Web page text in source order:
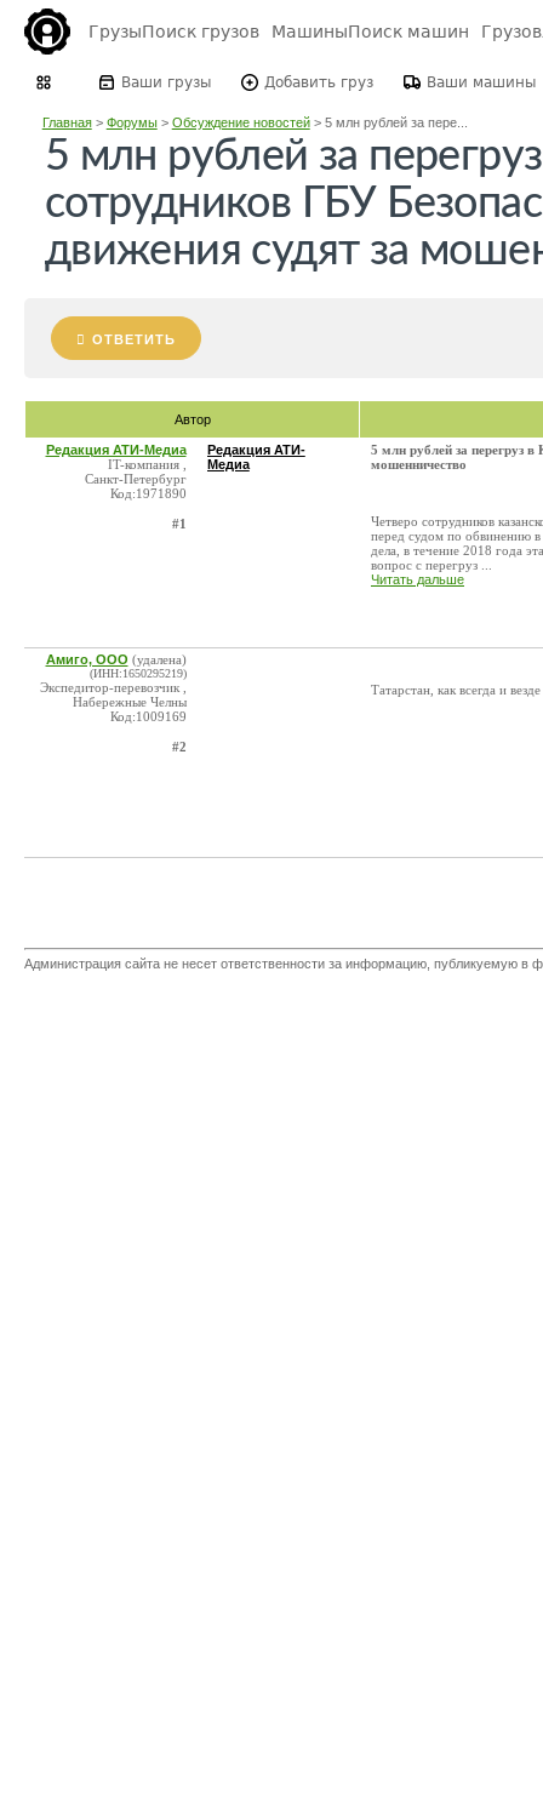
ГрузыПоиск грузов МашиныПоиск машин
Ваши грузы Добавить груз Ваши машины
Главная> Форумы> Обсуждение новостей> 5 млн рублей за пере...
5 млн рублей за
сотрудников ГБУ
движения судят за
ОТВЕТИТЬ
Автор
Редакция АТИ-Медиа
IT-компания ,
Санкт-Петербург
Код:1971890
#1
Редакция АТИ-
Медиа
5 млн рублей за перегруз
мошенничество
Четверо сотрудников
перед судом по обвинению в
дела, в течение 2018 года
вопрос с перегруз ...
Читать дальше
Амиго, ООО (удалена)
(ИНН:1650295219)
Экспедитор-перевозчик ,
Набережные Челны
Код:1009169
#2
Татарстан, как всегда и
Администрация сайта не несет ответственности за информацию, публикуемую